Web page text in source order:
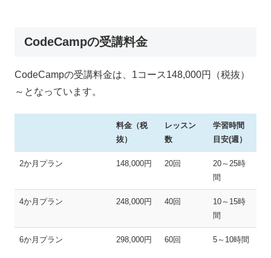
CodeCampの受講料金
CodeCampの受講料金は、1コース148,000円（税抜）
～となっています。
料金（税
抜）
レッスン
数
学習時間
目安(週）
2か月プラン 148,000円 20回
20～25時
間
4か月プラン 248,000円 40回
10～15時
間
6か月プラン 298,000円 60回 5～10時間